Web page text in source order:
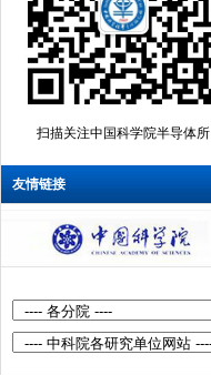
扫描关注中国科学院半导体所
友情链接